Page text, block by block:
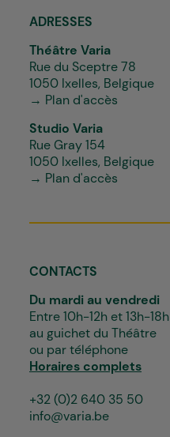
ADRESSES
Théâtre Varia
Rue du Sceptre 78
1050 Ixelles, Belgique
→ Plan d'accès
Studio Varia
Rue Gray 154
1050 Ixelles, Belgique
→ Plan d'accès
CONTACTS
Du mardi au vendredi
Entre 10h-12h et 13h-18h
au guichet du Théâtre
ou par téléphone
Horaires complets
+32 (0)2 640 35 50
info@varia.be